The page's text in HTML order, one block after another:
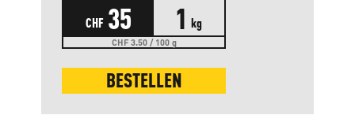
CHF 35 1 kg
CHF 3.50 / 100 g
BESTELLEN